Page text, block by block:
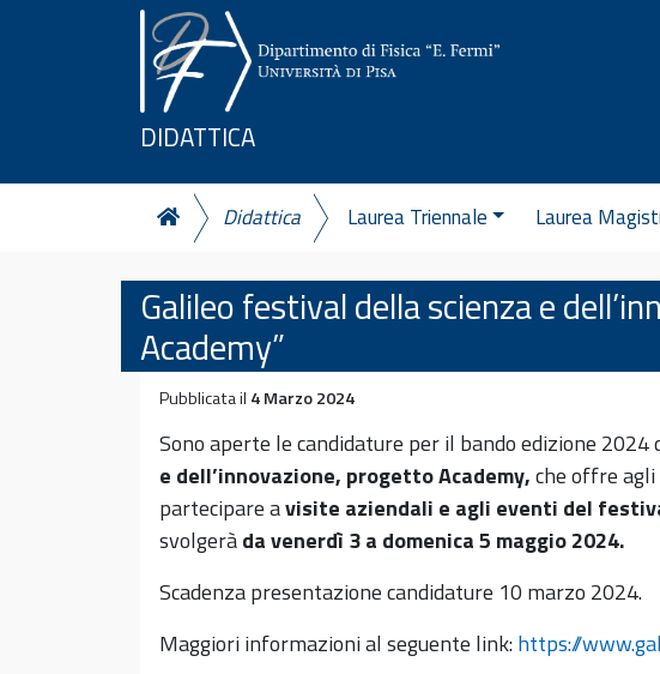
Vai al contenuto
DIDATTICA
Didattica Laurea Triennale Laurea
Galileo festival della scienza e
Academy”
Pubblicata il 4 Marzo 2024
Sono aperte le candidature per il bando edizione 2024
e dell’innovazione, progetto Academy,che offre
partecipare avisite aziendali e agli eventi del
svolgeràda venerdì 3 a domenica 5 maggio 2024.
Scadenza presentazione candidature 10 marzo 2024.
Maggiori informazioni al seguente link:https://